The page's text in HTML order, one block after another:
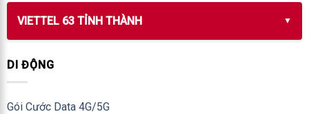
VIETTEL 63 TỈNH THÀNH
DI ĐỘNG
Gói Cước Data 4G/5G